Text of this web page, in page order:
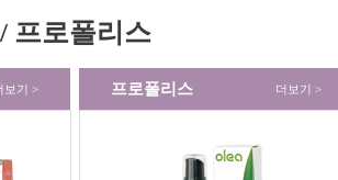
프로폴리스
보기 > 프로폴리스 더보기 >